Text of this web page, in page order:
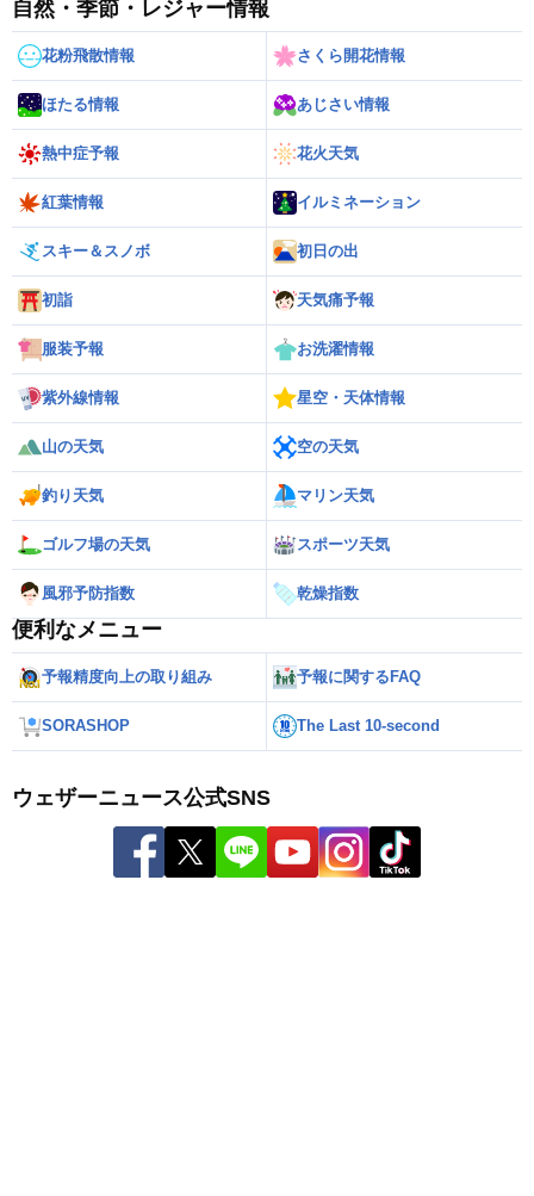
自然・季節・レジャー情報
花粉飛散情報 さくら開花情報
ほたる情報 あじさい情報
熱中症予報 花火天気
紅葉情報 イルミネーション
スキー＆スノボ 初日の出
初詣 天気痛予報
服装予報 お洗濯情報
紫外線情報 星空・天体情報
山の天気 空の天気
釣り天気 マリン天気
ゴルフ場の天気 スポーツ天気
風邪予防指数 乾燥指数
便利なメニュー
予報精度向上の取り組み 予報に関するFAQ
SORASHOP The Last 10-second
ウェザーニュース公式SNS